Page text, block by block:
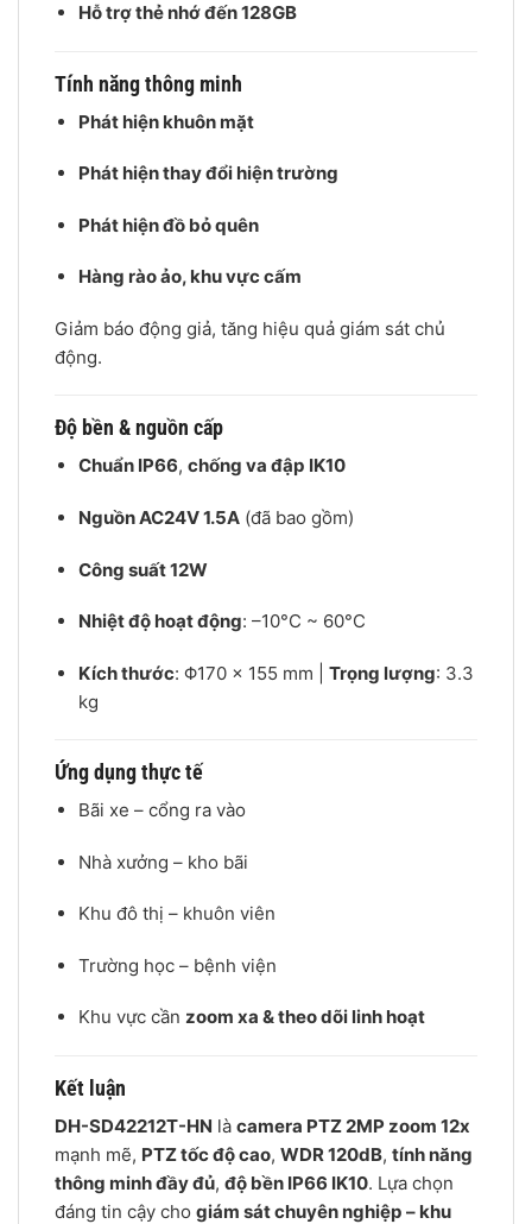
Hỗ trợ thẻ nhớ đến 128GB
Tính năng thông minh
Phát hiện khuôn mặt
Phát hiện thay đổi hiện trường
Phát hiện đồ bỏ quên
Hàng rào ảo, khu vực cấm
Giảm báo động giả, tăng hiệu quả giám sát chủ
động.
Độ bền & nguồn cấp
Chuẩn IP66, chống va đập IK10
Nguồn AC24V 1.5A(đã bao gồm)
Công suất 12W
Nhiệt độ hoạt động: –10°C ~ 60°C
Kích thước: Φ170 × 155 mm | Trọng lượng: 3.3
kg
Ứng dụng thực tế
Bãi xe – cổng ra vào
Nhà xưởng – kho bãi
Khu đô thị – khuôn viên
Trường học – bệnh viện
Khu vực cần zoom xa & theo dõi linh hoạt
Kết luận
DH-SD42212T-HN là camera PTZ 2MP zoom 12x
mạnh mẽ, PTZ tốc độ cao, WDR 120dB, tính năng
thông minh đầy đủ, độ bền IP66 IK10. Lựa chọn
đáng tin cậy cho giám sát chuyên nghiệp – khu